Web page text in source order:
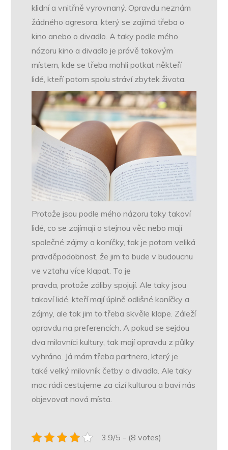
klidní a vnitřně vyrovnaný. Opravdu neznám
žádného agresora, který se zajímá třeba o
kino anebo o divadlo. A taky podle mého
názoru kino a divadlo je právě takovým
místem, kde se třeba mohli potkat někteří
lidé, kteří potom spolu stráví zbytek života.
Protože jsou podle mého názoru taky takoví
lidé, co se zajímají o stejnou věc nebo mají
společné zájmy a koníčky, tak je potom veliká
pravděpodobnost, že jim to bude v budoucnu
ve vztahu více klapat. To je
pravda, protože záliby spojují. Ale taky jsou
takoví lidé, kteří mají úplně odlišné koníčky a
zájmy, ale tak jim to třeba skvěle klape. Záleží
opravdu na preferencích. A pokud se sejdou
dva milovníci kultury, tak mají opravdu z půlky
vyhráno. Já mám třeba partnera, který je
také velký milovník četby a divadla. Ale taky
moc rádi cestujeme za cizí kulturou a baví nás
objevovat nová místa.
3.9/5 - (8 votes)